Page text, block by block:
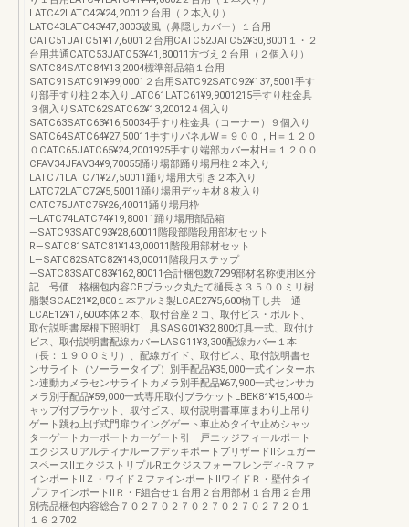
LATC42LATC42¥24,2001２台用（２本入り）
LATC43LATC43¥47,3003破風（鼻隠しカバー）１台用
CATC51JATC51¥17,6001２台用CATC52JATC52¥30,8001１・２
台用共通CATC53JATC53¥41,80011方づえ２台用（２個入り）
SATC84SATC84¥13,2004標準部品箱１台用
SATC91SATC91¥99,0001２台用SATC92SATC92¥137,5001手す
り部手すり柱２本入りLATC61LATC61¥9,9001215手すり柱金具
３個入りSATC62SATC62¥13,20012４個入り
SATC63SATC63¥16,50034手すり柱金具（コーナー）９個入り
SATC64SATC64¥27,50011手すりパネルW＝９００，H＝１２０
０CATC65JATC65¥24,2001925手すり端部カバー材H＝１２００
CFAV34JFAV34¥9,70055踊り場部踊り場用柱２本入り
LATC71LATC71¥27,50011踊り場用大引き２本入り
LATC72LATC72¥5,50011踊り場用デッキ材８枚入り
CATC75JATC75¥26,40011踊り場用枠
―LATC74LATC74¥19,80011踊り場用部品箱
―SATC93SATC93¥28,60011階段部階段用部材セット
R―SATC81SATC81¥143,00011階段用部材セット
L―SATC82SATC82¥143,00011階段用ステップ
―SATC83SATC83¥162,80011合計梱包数7299部材名称使用区分
記 号価 格梱包内容CBブラック丸たて樋長さ３５００ミリ樹
脂製SCAE21¥2,800１本アルミ製LCAE27¥5,600物干し共 通
LCAE12¥17,600本体２本、取付台座２コ、取付ビス・ボルト、
取付説明書屋根下照明灯 具SASG01¥32,800灯具一式、取付け
ビス、取付説明書配線カバーLASG11¥3,300配線カバー１本
（長：１９００ミリ）、配線ガイド、取付ビス、取付説明書セ
ンサライト（ソーラータイプ）別手配品¥35,000一式インターホ
ン連動カメラセンサライトカメラ別手配品¥67,900一式センサカ
メラ別手配品¥59,000一式専用取付ブラケットLBEK81¥15,400キ
ャップ付ブラケット、取付ビス、取付説明書車庫まわり上吊り
ゲート跳ね上げ式門扉ウイングゲート車止めタイヤ止めシャッ
ターゲートカーポートカーゲート引 戸エッジフィールポート
エクジスＵアルティナルーフデッキポートブリザードⅡシュガー
スペースⅡエクジストリプルRエクジスフォーフレンディ-Ｒファ
インポートⅡＺ・ワイドＺファインポートⅡワイドＲ・壁付タイ
プファインポートⅡＲ・F組合せ１台用２台用部材１台用２台用
別売品梱包内容総合７０２７０２７０２７０２７０２７２０１
１６２702